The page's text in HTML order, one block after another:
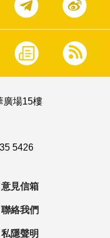
廣場15樓
5426
意見信箱
聯絡我們
私隱聲明